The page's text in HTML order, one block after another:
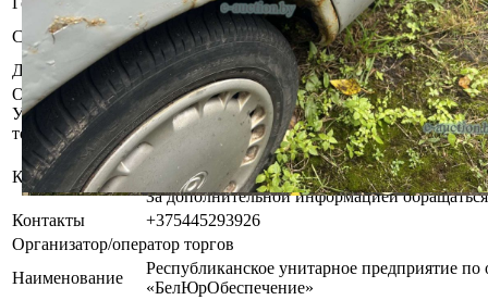
Состояние
Бывшее в употреблении. Комплектность и
проверялась.
Должник
Внуков Ефим Владимирович
Осмотр объекта
Участник электронных торгов обязан до начала электронных
торгов ( п.2.4.3 Регламента)
Контактное лицо
Имущество оставлено судебным
хранителю.
За дополнительной информацией
Контакты
+375445293926
Организатор/оператор торгов
Наименование
Республиканское унитарное предприятие по
«БелЮрОбеспечение»